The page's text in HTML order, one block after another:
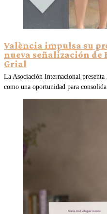
València impulsa su
nueva señalización de
Grial
La Asociación Internacional
como una oportunidad para